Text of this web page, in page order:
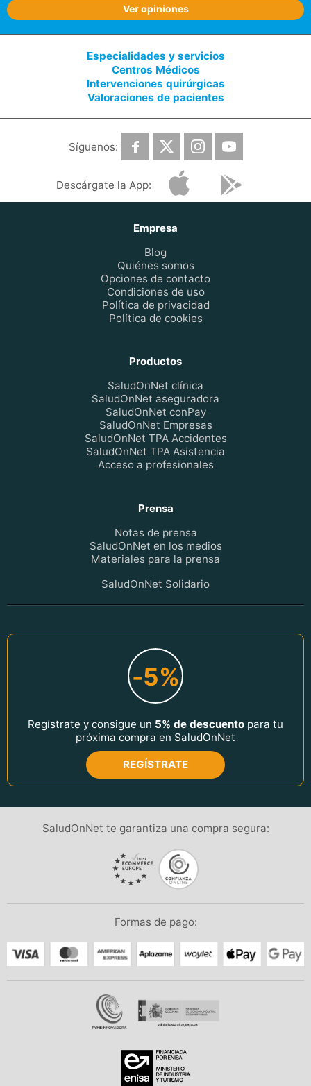
Ver opiniones
Especialidades y servicios
Centros Médicos
Intervenciones quirúrgicas
Valoraciones de pacientes
Síguenos:
Descárgate la App:
Empresa
Blog
Quiénes somos
Opciones de contacto
Condiciones de uso
Política de privacidad
Política de cookies
Productos
SaludOnNet clínica
SaludOnNet aseguradora
SaludOnNet conPay
SaludOnNet Empresas
SaludOnNet TPA Accidentes
SaludOnNet TPA Asistencia
Acceso a profesionales
Prensa
Notas de prensa
SaludOnNet en los medios
Materiales para la prensa
SaludOnNet Solidario
-5%
Regístrate y consigue un 5% de descuento para tu
próxima compra en SaludOnNet
REGÍSTRATE
SaludOnNet te garantiza una compra segura:
Formas de pago: